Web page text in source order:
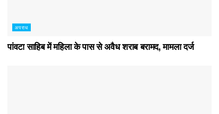
अपराध
पांवटा साहिब में महिला के पास से अवैध शराब बरामद, मामला दर्ज